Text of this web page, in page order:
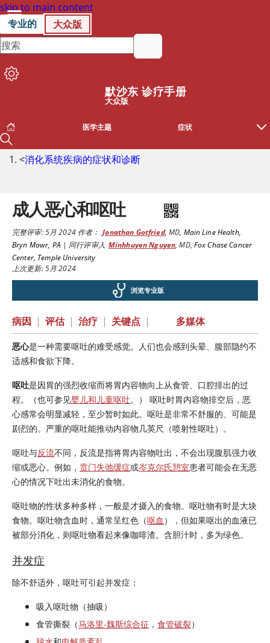
skip to main content
专业的
大众版
默沙东 诊疗手册
大众版
医学主题 症状
<消化系统疾病的症状和诊断
成人恶心和呕吐
完整评审:5月 2024作者： Jonathan Gotfried, MD, Main Line Health,
Bryn Mawr, PA | 同行评审人 Minhhuyen Nguyen,MD, Fox Chase Cancer
Center, Temple University
上次更新: 5月 2024
浏览专业版
病因 | 评估 | 治疗 | 关键点 | 多媒体
恶心是一种需要呕吐的难受感觉。人们也会感到头晕、腹部隐约不
适感和食欲下降。
呕吐是因胃的强烈收缩而将胃内容物向上从食管、口腔排出的过
程。（也可参见婴儿和儿童呕吐。） 呕吐时胃内容物排空后，恶
心感常会明显减轻，至少暂时如此。呕吐是非常不舒服的、可能是
剧烈的。严重的呕吐能推动内容物几英尺（喷射性呕吐）。
呕吐与反流不同，反流是指将胃内容物吐出，不会出现腹肌强力收
缩或恶心。例如， 贲门失弛缓症或岑克尔氏憩室患者可能会在无恶
心的情况下吐出未消化的食物。
呕吐物的性状多种多样，一般是才摄入的食物。呕吐物有时是大块
食物。呕吐物含血时，通常呈红色（呕血 ），但如果呕出的血液已
被部分消化，则呕吐物看起来像咖啡渣。含胆汁时，多为绿色。
并发症
除不舒适外，呕吐可引起并发症：
吸入呕吐物（抽吸）
食管撕裂（马洛里-魏斯综合征 ， 食管破裂）